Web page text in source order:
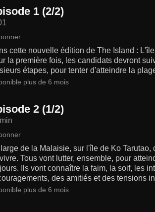
1 (2/2)
cette nouvelle édition de The Island :
la première fois, les candidats devront
étapes, pour tenter d'atteindre la
plus de 6 mois
2 (1/2)
de la Malaisie, sur l'île de Ko
Tous vont lutter, ensemble, pour
Ils vont connaître la faim, la soif, les
des amitiés et des tensions
plus de 6 mois